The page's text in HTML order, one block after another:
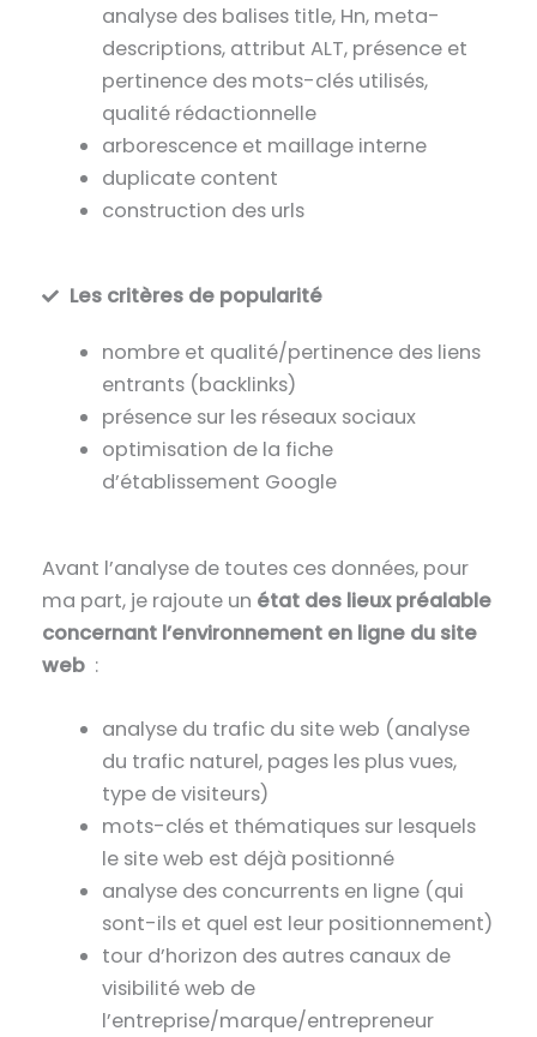
analyse des balises title, Hn, meta-
descriptions, attribut ALT, présence et
pertinence des mots-clés utilisés,
qualité rédactionnelle
arborescence et maillage interne
duplicate content
construction des urls
Les critères de popularité
nombre et qualité/pertinence des liens
entrants (backlinks)
présence sur les réseaux sociaux
optimisation de la fiche
d’établissement Google
Avant l’analyse de toutes ces données, pour
ma part, je rajoute un état des lieux préalable
concernant l’environnement en ligne du site
web :
analyse du trafic du site web (analyse
du trafic naturel, pages les plus vues,
type de visiteurs)
mots-clés et thématiques sur lesquels
le site web est déjà positionné
analyse des concurrents en ligne (qui
sont-ils et quel est leur positionnement)
tour d’horizon des autres canaux de
visibilité web de
l’entreprise/marque/entrepreneur